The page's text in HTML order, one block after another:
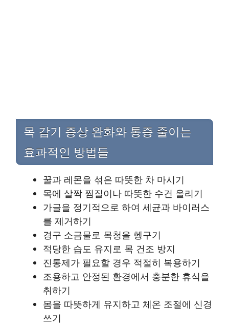
목 감기 증상 완화와 통증 줄이는
효과적인 방법들
꿀과 레몬을 섞은 따뜻한 차 마시기
목에 살짝 찜질이나 따뜻한 수건 올리기
가글을 정기적으로 하여 세균과 바이러스
를 제거하기
경구 소금물로 목청을 헹구기
적당한 습도 유지로 목 건조 방지
진통제가 필요할 경우 적절히 복용하기
조용하고 안정된 환경에서 충분한 휴식을
취하기
몸을 따뜻하게 유지하고 체온 조절에 신경
쓰기